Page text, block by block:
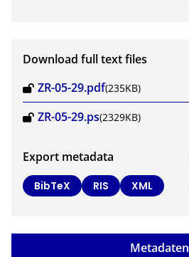
Download full text files
ZR-05-29.pdf(235KB)
ZR-05-29.ps(2329KB)
Export metadata
BibTeX RIS XML
Metadaten